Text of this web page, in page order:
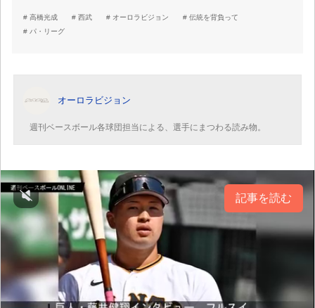
高橋光成 西武 オーロラビジョン
伝統を背負って
パ・リーグ
オーロラビジョン
週刊ベースボール各球団担当による、選手にまつわる読み物。
記事を読む